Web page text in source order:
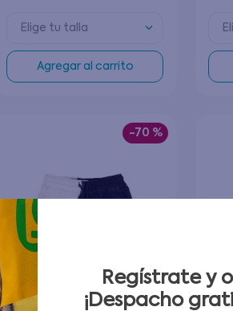
Elige tu talla
Agregar al carrito
-70 %
Regístrate y
¡Despacho